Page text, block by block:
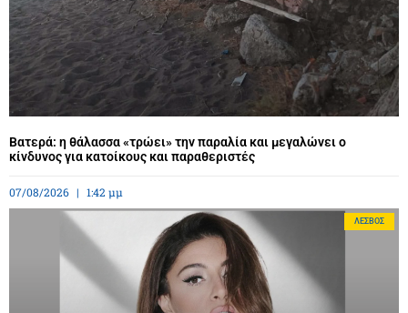
Βατερά: η θάλασσα «τρώει» την παραλία και μεγαλώνει ο
κίνδυνος για κατοίκους και παραθεριστές
07/08/2026 1:42 μμ
ΛΈΣΒΟΣ